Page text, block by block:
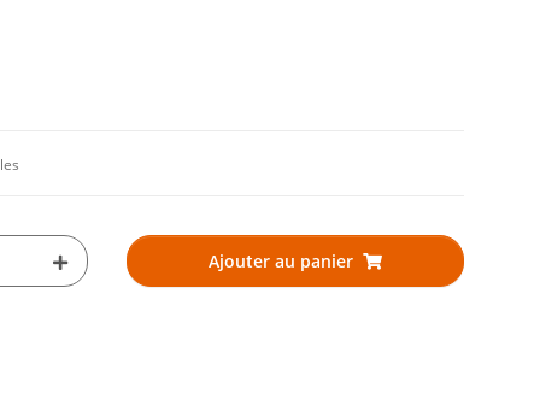
Ajouter au panier